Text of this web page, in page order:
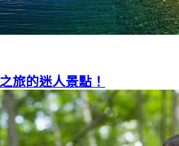
旅的迷人景點！